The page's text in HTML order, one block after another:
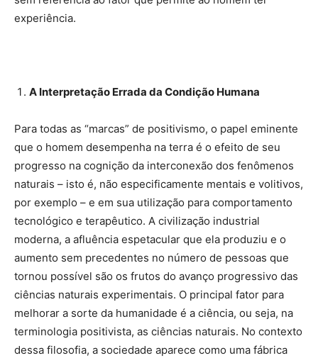
experiência.
A Interpretação Errada da Condição Humana
Para todas as “marcas” de positivismo, o papel eminente
que o homem desempenha na terra é o efeito de seu
progresso na cognição da interconexão dos fenômenos
naturais – isto é, não especificamente mentais e volitivos,
por exemplo – e em sua utilização para comportamento
tecnológico e terapêutico. A civilização industrial
moderna, a afluência espetacular que ela produziu e o
aumento sem precedentes no número de pessoas que
tornou possível são os frutos do avanço progressivo das
ciências naturais experimentais. O principal fator para
melhorar a sorte da humanidade é a ciência, ou seja, na
terminologia positivista, as ciências naturais. No contexto
dessa filosofia, a sociedade aparece como uma fábrica